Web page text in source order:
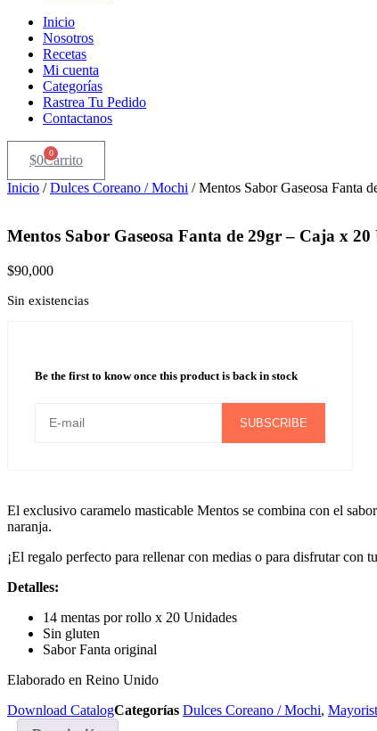
Inicio
Nosotros
Recetas
Mi cuenta
Categorías
Rastrea Tu Pedido
Contactanos
$0 0
Carrito
Inicio /Dulces Coreano / Mochi / Mentos Sabor Gaseosa Fanta
Mentos Sabor Gaseosa Fanta de 29gr – Caja x
$90,000
Sin existencias
Be the first to know once this product is back in stock
SUBSCRIBE
El exclusivo caramelo masticable Mentos se combina con el
naranja.
¡El regalo perfecto para rellenar con medias o para disfrutar con
Detalles:
14 mentas por rollo x 20 Unidades
Sin gluten
Sabor Fanta original
Elaborado en Reino Unido
Download CatalogCategorías Dulces Coreano / Mochi,